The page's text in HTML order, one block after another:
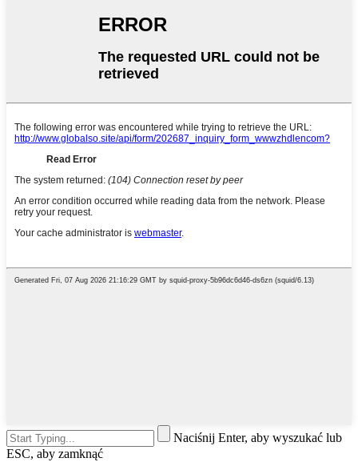
Naciśnij Enter, aby wyszukać lub
ESC, aby zamknąć